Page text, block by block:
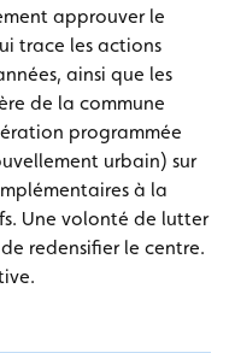
approuver le
trace les actions
ainsi que les
de la commune
programmée
urbain) sur
à la
Une volonté de lutter
redensifier le centre.